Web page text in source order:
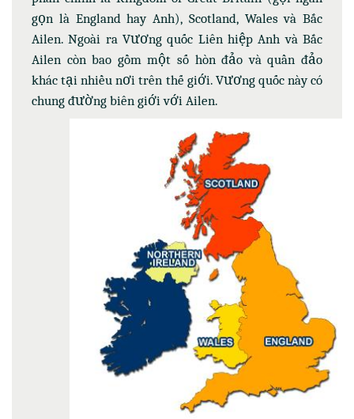
gọn là England hay Anh), Scotland, Wales và Bắc
Ailen. Ngoài ra Vương quốc Liên hiệp Anh và Bắc
Ailen còn bao gồm một số hòn đảo và quần đảo
khác tại nhiều nơi trên thế giới. Vương quốc này có
chung đường biên giới với Ailen.